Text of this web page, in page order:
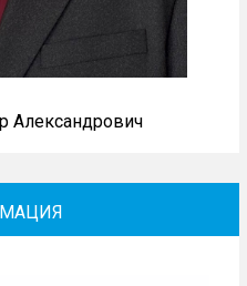
Александрович